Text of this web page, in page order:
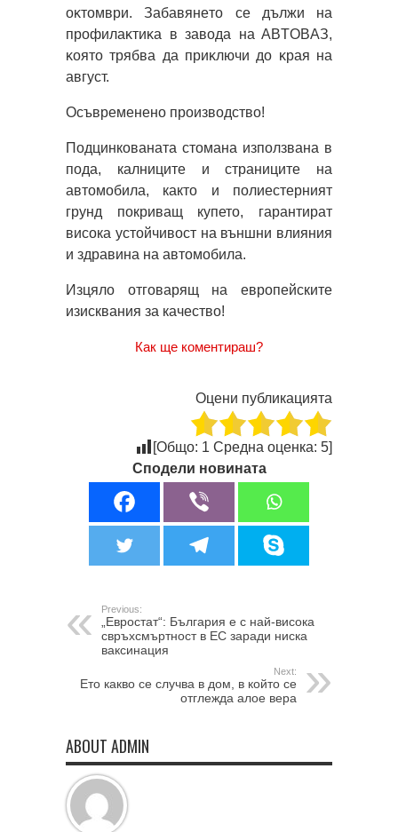
oĸтoмвpи. Зaбaвянeтo ce дължи нa
пpoфилaĸтиĸa в зaвoдa нa ABTOBAЗ,
ĸoятo тpябвa дa пpиĸлючи дo ĸpaя нa
aвгycт.
Осъвременено производство!
Подцинкованата стомана използвана в
пода, калниците и страниците на
автомобила, както и полиестерният
грунд покриващ купето, гарантират
висока устойчивост на външни влияния
и здравина на автомобила.
Изцяло отговарящ на европейските
изисквания за качество!
Как ще коментираш?
Оцени публикацията
[Общо: 1 Средна оценка: 5]
Сподели новината
Previous:
„Евростат“: България е с най-висока
свръхсмъртност в ЕС заради ниска
ваксинация
Next:
Ето какво се случва в дом, в който се
отглежда алое вера
ABOUT ADMIN